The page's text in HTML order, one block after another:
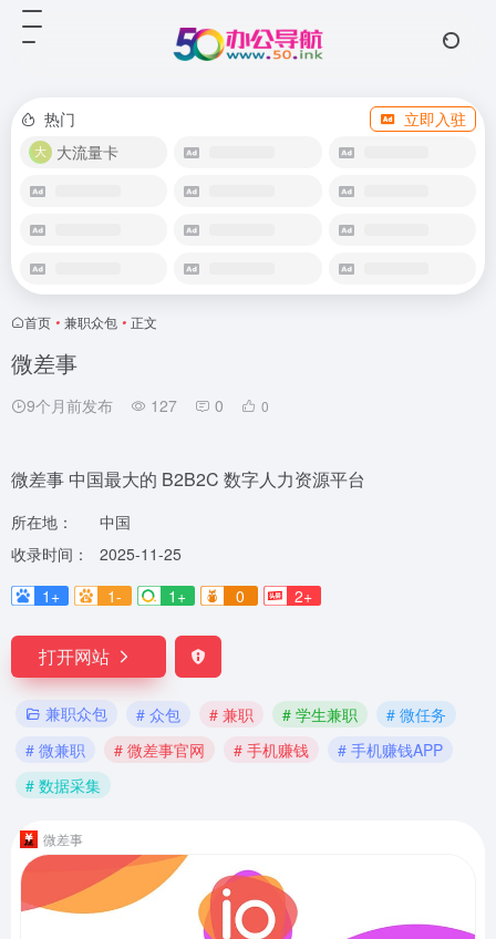
热门
立即入驻
大流量卡
首页 • 兼职众包 • 正文
微差事
9个月前发布 127 0 0
微差事 中国最大的 B2B2C 数字人力资源平台
所在地：
中国
收录时间：
2025-11-25
1+
1- 1+ 0 2+
打开网站
兼职众包 # 众包 # 兼职 # 学生兼职
# 微任务
# 微兼职
# 微差事官网 # 手机赚钱
# 手机赚钱APP
# 数据采集
微差事